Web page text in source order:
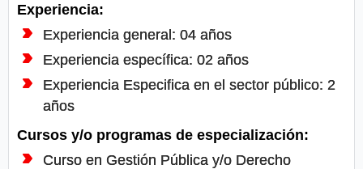
Experiencia:
Experiencia general: 04 años
Experiencia específica: 02 años
Experiencia Especifica en el sector público: 2
años
Cursos y/o programas de especialización:
Curso en Gestión Pública y/o Derecho